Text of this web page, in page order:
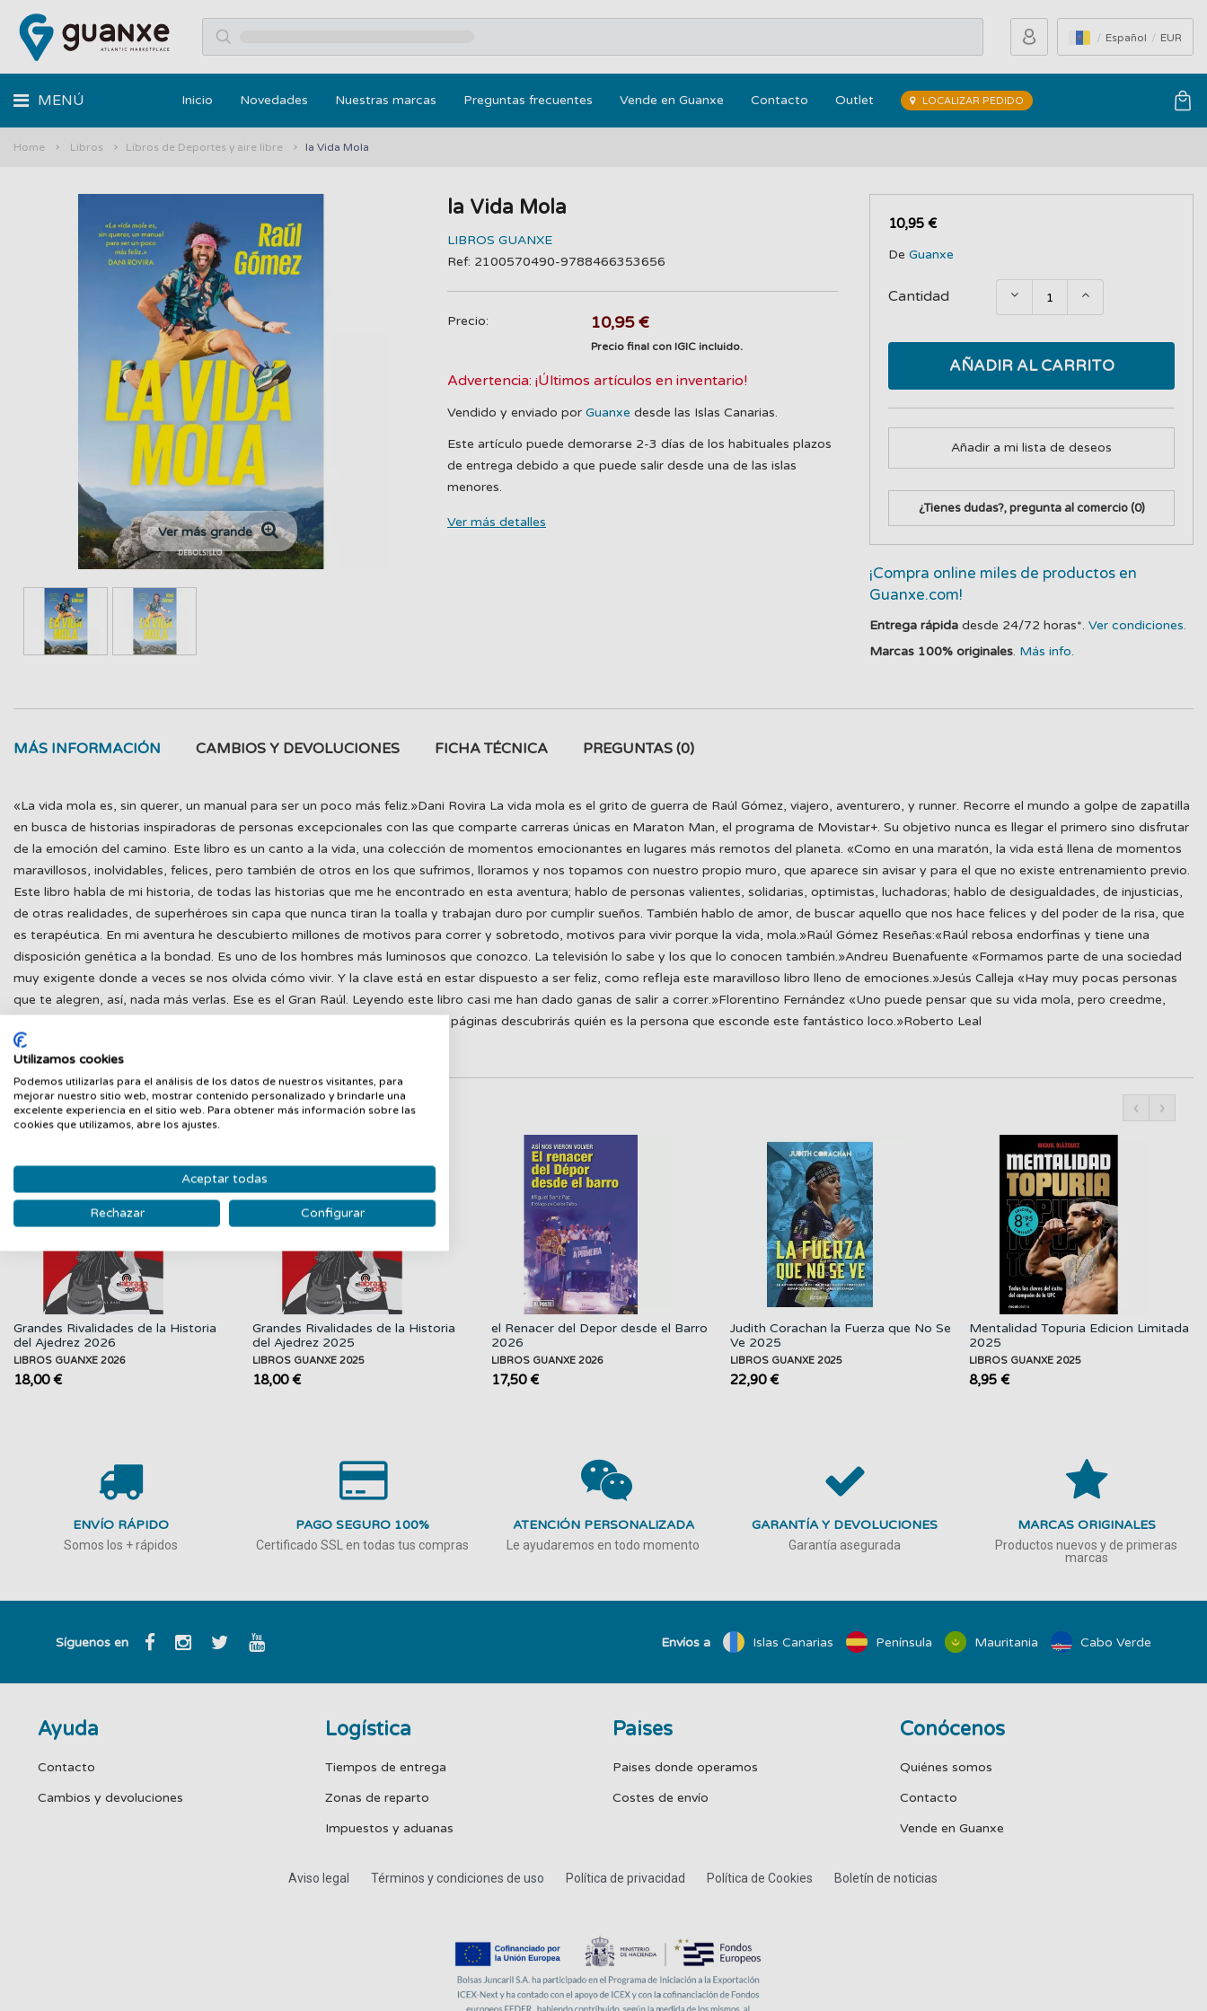
Español EUR
MENÚ Inicio Novedades Nuestras marcas Preguntas frecuentes Vende en Guanxe Contacto Outlet LOCALIZAR PEDIDO
Home Libros Libros de Deportes y aire libre la Vida Mola
Ver más grande
la Vida Mola
LIBROS GUANXE
Ref: 2100570490-9788466353656
Precio: 10,95 €
Precio final con IGIC incluido.
Advertencia: ¡Últimos artículos en inventario!
Vendido y enviado por Guanxe desde las Islas Canarias.
Este artículo puede demorarse 2-3 días de los habituales plazos
de entrega debido a que puede salir desde una de las islas
menores.
Ver más detalles
10,95 €
DeGuanxe
Cantidad
AÑADIR AL CARRITO
Añadir a mi lista de deseos
¿Tienes dudas?, pregunta al comercio(0)
¡Compra online miles de productos en
Guanxe.com!
Entrega rápida desde 24/72 horas*.Ver condiciones.
Marcas 100% originales. Más info.
MÁS INFORMACIÓN CAMBIOS Y DEVOLUCIONES FICHA TÉCNICA PREGUNTAS (0)
«La vida mola es, sin querer, un manual para ser un poco más feliz.»Dani Rovira La vida mola es el grito de guerra de Raúl Gómez, viajero, aventurero, y runner. Recorre el mundo a golpe de zapatilla
en busca de historias inspiradoras de personas excepcionales con las que comparte carreras únicas en Maraton Man, el programa de Movistar+. Su objetivo nunca es llegar el primero sino disfrutar
de la emoción del camino. Este libro es un canto a la vida, una colección de momentos emocionantes en lugares más remotos del planeta. «Como en una maratón, la vida está llena de momentos
maravillosos, inolvidables, felices, pero también de otros en los que sufrimos, lloramos y nos topamos con nuestro propio muro, que aparece sin avisar y para el que no existe entrenamiento previo.
Este libro habla de mi historia, de todas las historias que me he encontrado en esta aventura; hablo de personas valientes, solidarias, optimistas, luchadoras; hablo de desigualdades, de injusticias,
de otras realidades, de superhéroes sin capa que nunca tiran la toalla y trabajan duro por cumplir sueños. También hablo de amor, de buscar aquello que nos hace felices y del poder de la risa, que
es terapéutica. En mi aventura he descubierto millones de motivos para correr y sobretodo, motivos para vivir porque la vida, mola.»Raúl Gómez Reseñas:«Raúl rebosa endorfinas y tiene una
disposición genética a la bondad. Es uno de los hombres más luminosos que conozco. La televisión lo sabe y los que lo conocen también.»Andreu Buenafuente «Formamos parte de una sociedad
muy exigente donde a veces se nos olvida cómo vivir. Y la clave está en estar dispuesto a ser feliz, como refleja este maravilloso libro lleno de emociones.»Jesús Calleja «Hay muy pocas personas
que te alegren, así, nada más verlas. Ese es el Gran Raúl. Leyendo este libro casi me han dado ganas de salir a correr.»Florentino Fernández «Uno puede pensar que su vida mola, pero creedme,
mola mucho más cuando la compartes con amigos como Raúl. En estas páginas descubrirás quién es la persona que esconde este fantástico loco.»Roberto Leal
PRODUCTOS RELACIONADOS ‹ ›
Grandes Rivalidades de la Historia
del Ajedrez 2026
LIBROS GUANXE 2026
18,00 €
Grandes Rivalidades de la Historia
del Ajedrez 2025
LIBROS GUANXE 2025
18,00 €
el Renacer del Depor desde el Barro
2026
LIBROS GUANXE 2026
17,50 €
Judith Corachan la Fuerza que No Se
Ve 2025
LIBROS GUANXE 2025
22,90 €
Mentalidad Topuria Edicion Limitada
2025
LIBROS GUANXE 2025
8,95 €
ENVÍO RÁPIDO
Somos los + rápidos
PAGO SEGURO 100%
Certificado SSL en todas tus compras
ATENCIÓN PERSONALIZADA
Le ayudaremos en todo momento
GARANTÍA Y DEVOLUCIONES
Garantía asegurada
MARCAS ORIGINALES
Productos nuevos y de primeras
marcas
Síguenos en Envíos a Islas Canarias Península Mauritania Cabo Verde
Ayuda
Contacto
Cambios y devoluciones
Logística
Tiempos de entrega
Zonas de reparto
Impuestos y aduanas
Paises
Paises donde operamos
Costes de envío
Conócenos
Quiénes somos
Contacto
Vende en Guanxe
Aviso legal Términos y condiciones de uso Política de privacidad Política de Cookies Boletín de noticias
Utilizamos cookies
Podemos utilizarlas para el análisis de los datos de nuestros visitantes, para
mejorar nuestro sitio web, mostrar contenido personalizado y brindarle una
excelente experiencia en el sitio web. Para obtener más información sobre las
cookies que utilizamos, abre los ajustes.
Aceptar todas
Rechazar Configurar